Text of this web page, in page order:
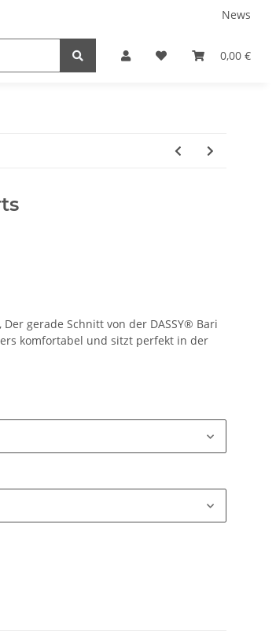
News
0,00 €
gerade Schnitt von der DASSY® Bari
komfortabel und sitzt perfekt in der